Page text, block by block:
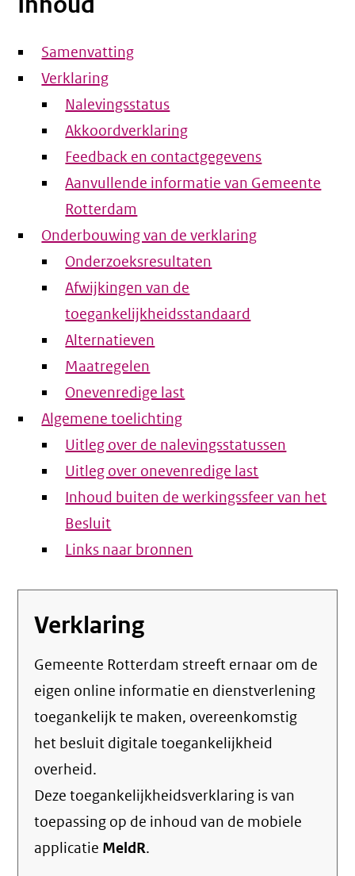
Samenvatting
Verklaring
Nalevingsstatus
Akkoordverklaring
Feedback en contactgegevens
Aanvullende informatie van Gemeente
Rotterdam
Onderbouwing van de verklaring
Onderzoeksresultaten
Afwijkingen van de
toegankelijkheidsstandaard
Alternatieven
Maatregelen
Onevenredige last
Algemene toelichting
Uitleg over de nalevingsstatussen
Uitleg over onevenredige last
Inhoud buiten de werkingssfeer van het
Besluit
Links naar bronnen
Verklaring
Gemeente Rotterdam streeft ernaar om de
eigen online informatie en dienstverlening
toegankelijk te maken, overeenkomstig
het besluit digitale toegankelijkheid
overheid.
Deze toegankelijkheidsverklaring is van
toepassing op de inhoud van de mobiele
applicatie MeldR.